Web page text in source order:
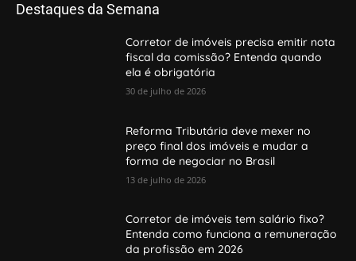
Destaques da Semana
Corretor de imóveis precisa emitir nota
fiscal da comissão? Entenda quando
ela é obrigatória
30 de julho de 2026
Reforma Tributária deve mexer no
preço final dos imóveis e mudar a
forma de negociar no Brasil
13 de julho de 2026
Corretor de imóveis tem salário fixo?
Entenda como funciona a remuneração
da profissão em 2026